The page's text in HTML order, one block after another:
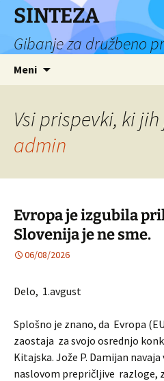
Preskoči
vsebino
SINTEZA
Gibanje za družbeno
Meni
Vsi prispevki, ki
admin
Evropa je izgubila
Slovenija je ne sme.
06/08/2026
Delo, 1.avgust
Splošno je znano, da Evropa
zaostaja za svojo osrednjo
Kitajska. Jože P. Damijan
naslovom prepričljive razloge,